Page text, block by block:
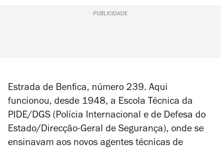
PUBLICIDADE
Estrada de Benfica, número 239. Aqui
funcionou, desde 1948, a Escola Técnica da
PIDE/DGS (Polícia Internacional e de Defesa do
Estado/Direcção-Geral de Segurança), onde se
ensinavam aos novos agentes técnicas de